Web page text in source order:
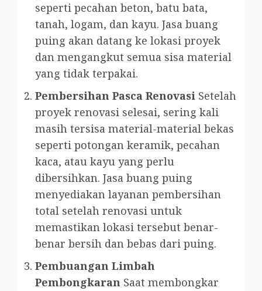
seperti pecahan beton, batu bata,
tanah, logam, dan kayu. Jasa buang
puing akan datang ke lokasi proyek
dan mengangkut semua sisa material
yang tidak terpakai.
Pembersihan Pasca Renovasi Setelah
proyek renovasi selesai, sering kali
masih tersisa material-material bekas
seperti potongan keramik, pecahan
kaca, atau kayu yang perlu
dibersihkan. Jasa buang puing
menyediakan layanan pembersihan
total setelah renovasi untuk
memastikan lokasi tersebut benar-
benar bersih dan bebas dari puing.
Pembuangan Limbah
Pembongkaran Saat membongkar